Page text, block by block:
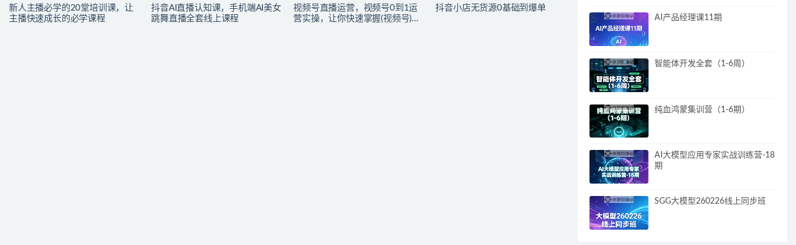
新人主播必学的20堂培训课，让
主播快速成长的必学课程
抖音AI直播认知课，手机端AI美女
跳舞直播全套线上课程
视频号直播运营，视频号0到1运
营实操，让你快速掌握(视频号)核
抖音小店无货源0基础到爆单
AI产品经理课11期
智能体开发全套（1-6周）
纯血鸿蒙集训营（1-6期）
AI大模型应用专家实战训练营-18
期
SGG大模型260226线上同步班